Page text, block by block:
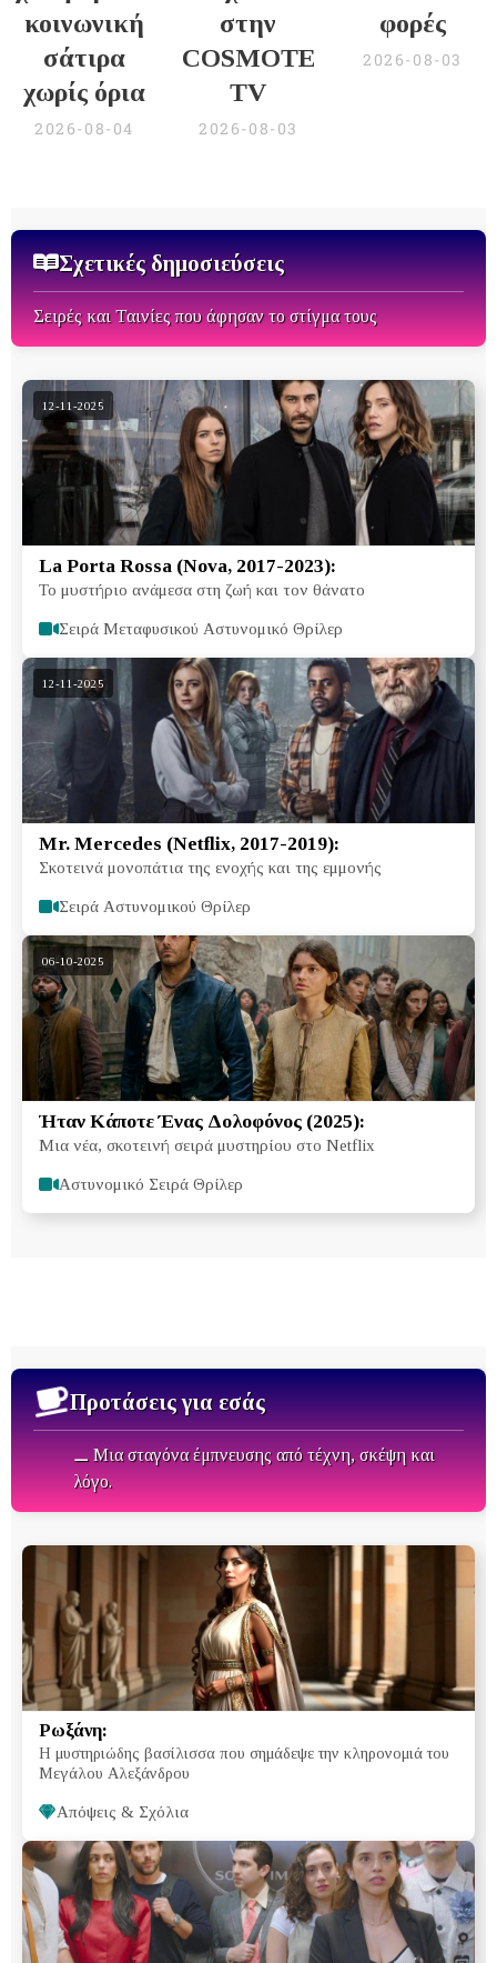
κοινωνική
σάτιρα
χωρίς όρια
2026-08-04
στην
COSMOTE
TV
2026-08-03
φορές
2026-08-03
Σχετικές δημοσιεύσεις
Σειρές και Ταινίες που άφησαν το στίγμα τους
12-11-2025
La Porta Rossa (Nova, 2017-2023):
Το μυστήριο ανάμεσα στη ζωή και τον θάνατο
Σειρά Μεταφυσικού Αστυνομικό Θρίλερ
12-11-2025
Mr. Mercedes (Netflix, 2017-2019):
Σκοτεινά μονοπάτια της ενοχής και της εμμονής
Σειρά Αστυνομικού Θρίλερ
06-10-2025
Ήταν Κάποτε Ένας Δολοφόνος (2025):
Μια νέα, σκοτεινή σειρά μυστηρίου στο Netflix
Αστυνομικό Σειρά Θρίλερ
Προτάσεις για εσάς
⚊ Μια σταγόνα έμπνευσης από τέχνη, σκέψη και
λόγο.
Ρωξάνη:
Η μυστηριώδης βασίλισσα που σημάδεψε την κληρονομιά του
Μεγάλου Αλεξάνδρου
Απόψεις & Σχόλια